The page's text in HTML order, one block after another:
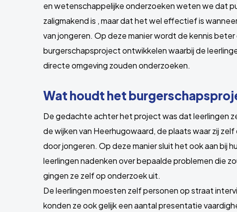
en wetenschappelijke onderzoeken weten we dat
zaligmakend is , maar dat het wel effectief is
van jongeren. Op deze manier wordt de kennis
burgerschapsproject ontwikkelen waarbij de
directe omgeving zouden onderzoeken.
Wat houdt het
De gedachte achter het project was dat leerlingen
de wijken van Heerhugowaard, de plaats waar zij
door jongeren. Op deze manier sluit het ook aan bij
leerlingen nadenken over bepaalde problemen die
gingen ze zelf op onderzoek uit.
De leerlingen moesten zelf personen op straat
konden ze ook gelijk een aantal presentatie